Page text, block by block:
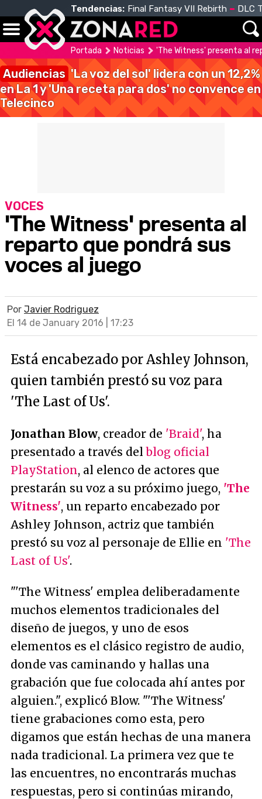
Tendencias: Final Fantasy VII Rebirth DLC
Portada Noticias 'The Witness' presenta al
Audiencias 'La voz del sol' lidera con un 12,2%
en La 1 y 'Una receta para dos' no convence en
Telecinco
'The Witness' presenta al
reparto que pondrá sus
voces al juego
VOCES
Por Javier Rodriguez
El 14 de January 2016 | 17:23
Está encabezado por Ashley Johnson,
quien también prestó su voz para
'The Last of Us'.
Jonathan Blow, creador de 'Braid', ha
presentado a través delblog oficial
PlayStation, al elenco de actores que
prestarán su voz a su próximo juego, 'The
Witness', un reparto encabezado por
Ashley Johnson, actriz que también
prestó su voz al personaje de Ellie en 'The
Last of Us'.
"'The Witness' emplea deliberadamente
muchos elementos tradicionales del
diseño de juegos, y uno de esos
elementos es el clásico registro de audio,
donde vas caminando y hallas una
grabación que fue colocada ahí antes por
alguien.", explicó Blow. "'The Witness'
tiene grabaciones como esta, pero
digamos que están hechas de una manera
nada tradicional. La primera vez que te
las encuentres, no encontrarás muchas
respuestas, pero si continúas mirando,